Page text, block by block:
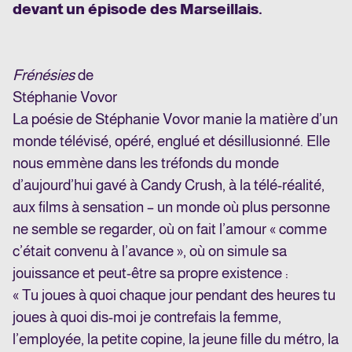
devant un épisode des Marseillais.
Frénésiesde
Stéphanie Vovor
La poésie de Stéphanie Vovor manie la matière d’un
monde télévisé, opéré, englué et désillusionné. Elle
nous emmène dans les tréfonds du monde
d’aujourd’hui gavé à Candy Crush, à la télé-réalité,
aux films à sensation – un monde où plus personne
ne semble se regarder, où on fait l’amour « comme
c’était convenu à l’avance », où on simule sa
jouissance et peut-être sa propre existence :
« Tu joues à quoi chaque jour pendant des heures tu
joues à quoi dis-moi je contrefais la femme,
l’employée, la petite copine, la jeune fille du métro, la